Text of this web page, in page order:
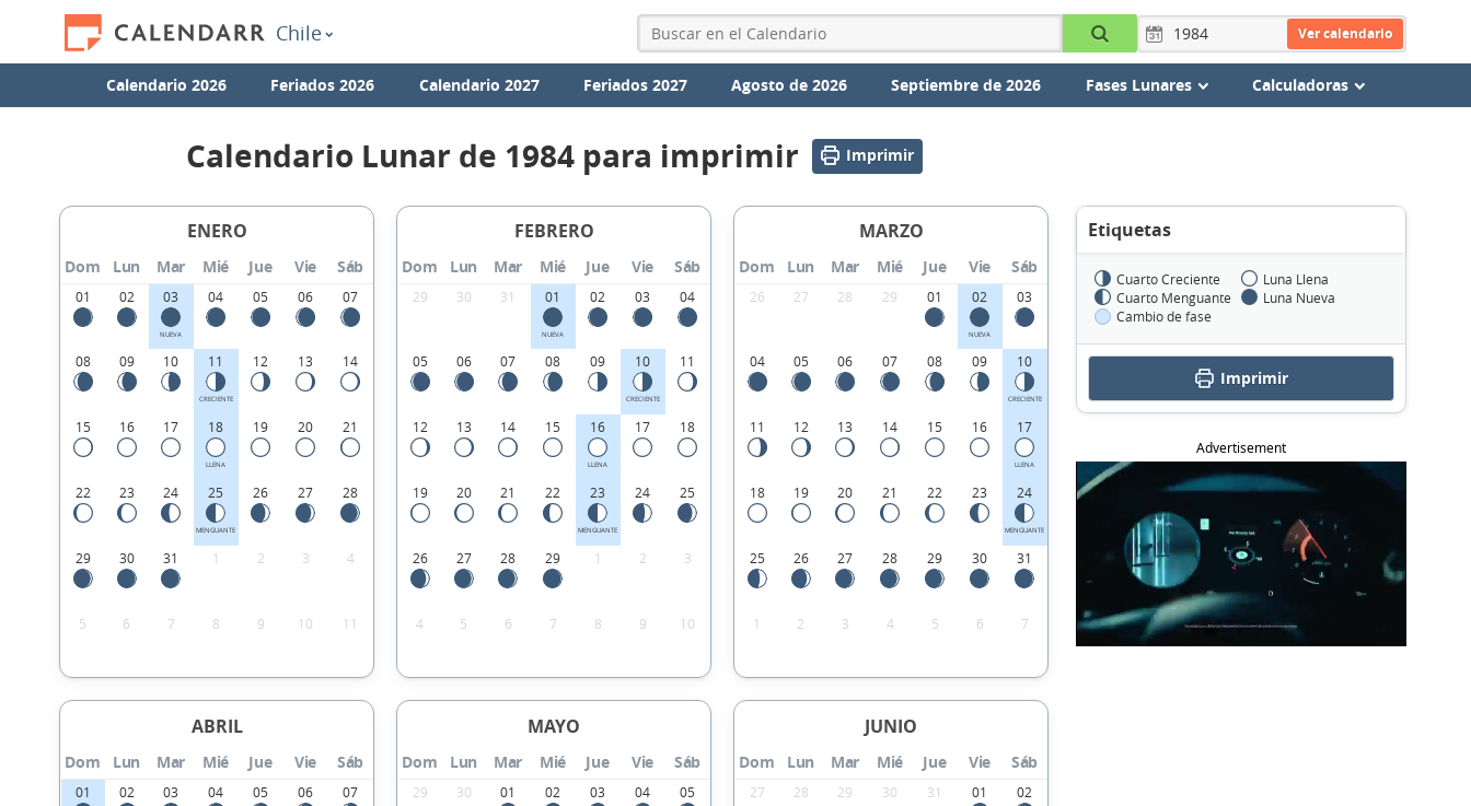
Chile Ver calendario
Calendario 2026 Feriados 2026 Calendario 2027 Feriados 2027 Agosto de 2026 Septiembre de 2026 Fases Lunares Calculadoras
Calendario Lunar de 1984 para imprimir Imprimir
ENERO
Dom Lun Mar Mié Jue Vie Sáb
01 02 03
NUEVA
04 05 06 07
08 09 10 11
CRECIENTE
12 13 14
15 16 17 18
LLENA
19 20 21
22 23 24 25
MENGUANTE
26 27 28
29 30 31 1 2 3 4
5 6 7 8 9 10 11
FEBRERO
Dom Lun Mar Mié Jue Vie Sáb
29 30 31 01
NUEVA
02 03 04
05 06 07 08 09 10
CRECIENTE
11
12 13 14 15 16
LLENA
17 18
19 20 21 22 23
MENGUANTE
24 25
26 27 28 29 1 2 3
4 5 6 7 8 9 10
MARZO
Dom Lun Mar Mié Jue Vie Sáb
26 27 28 29 01 02
NUEVA
03
04 05 06 07 08 09 10
CRECIENTE
11 12 13 14 15 16 17
LLENA
18 19 20 21 22 23 24
MENGUANTE
25 26 27 28 29 30 31
1 2 3 4 5 6 7
ABRIL
Dom Lun Mar Mié Jue Vie Sáb
01 02 03 04 05 06 07
MAYO
Dom Lun Mar Mié Jue Vie Sáb
29 30 01 02 03 04 05
JUNIO
Dom Lun Mar Mié Jue Vie Sáb
27 28 29 30 31 01 02
Etiquetas
Cuarto Creciente
Luna Llena
Cuarto Menguante
Luna Nueva
Cambio de fase
Imprimir
Advertisement